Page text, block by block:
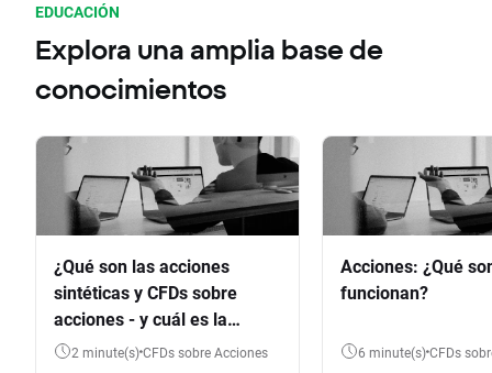
EDUCACIÓN
Explora una amplia base de
conocimientos
¿Qué son las acciones
sintéticas y CFDs sobre
acciones - y cuál es la
diferencia?
2 minute(s) CFDs sobre Acciones
Acciones: ¿Qué
funcionan?
6 minute(s) CFDs